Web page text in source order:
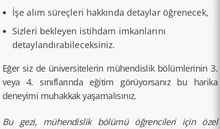
İşe alım süreçleri hakkında detaylar öğrenecek,
Sizleri bekleyen istihdam imkanlarını
detaylandırabileceksiniz.
Eğer siz de üniversi­telerin mühendis­lik bölümler­inin 3.
veya 4. sınıflar­ında eğitim görüyors­anız bu harika
deneyimi muhakkak yaşamalı­sınız.
Bu gezi, mühendis­lik bölümü öğrencil­eri için özel